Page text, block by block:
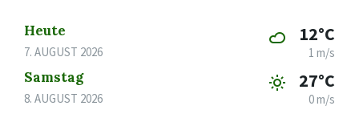
Heute
7. AUGUST 2026
12°C
1 m/s
Samstag
8. AUGUST 2026
27°C
0 m/s